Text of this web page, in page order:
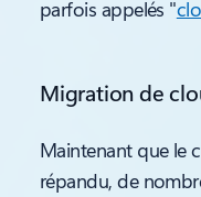
parfois appelés "
Migration de
Maintenant que le
répandu, de